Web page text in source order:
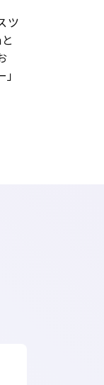
ツ